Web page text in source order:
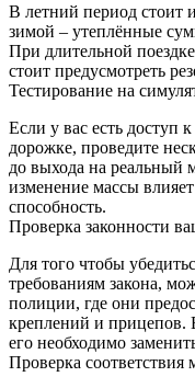
В летний период стоит
зимой – утеплённые
При длительной
стоит предусмотреть
Тестирование на
Если у вас есть доступ
дорожке, проведите
до выхода на реальный
изменение массы
способность.
Проверка законности
Для того чтобы
требованиям закона,
полиции, где они
креплений и прицепов.
его необходимо
Проверка соответствия